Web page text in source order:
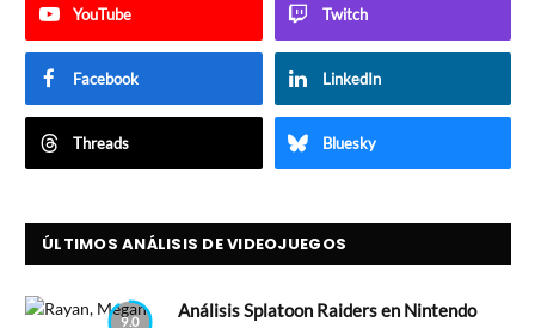
YouTube Twitch
Facebook LinkedIn
Threads Bluesky
ÚLTIMOS ANÁLISIS DE VIDEOJUEGOS
9.0
Análisis Splatoon Raiders en Nintendo